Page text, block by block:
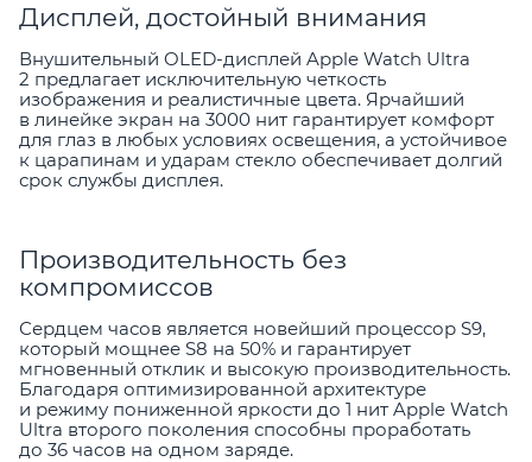
Дисплей, достойный внимания
Внушительный OLED-дисплей Apple Watch Ultra
2 предлагает исключительную четкость
изображения и реалистичные цвета. Ярчайший
в линейке экран на 3000 нит гарантирует комфорт
для глаз в любых условиях освещения, а устойчивое
к царапинам и ударам стекло обеспечивает долгий
срок службы дисплея.
Производительность без
компромиссов
Сердцем часов является новейший процессор S9,
который мощнее S8 на 50% и гарантирует
мгновенный отклик и высокую производительность.
Благодаря оптимизированной архитектуре
и режиму пониженной яркости до 1 нит Apple Watch
Ultra второго поколения способны проработать
до 36 часов на одном заряде.